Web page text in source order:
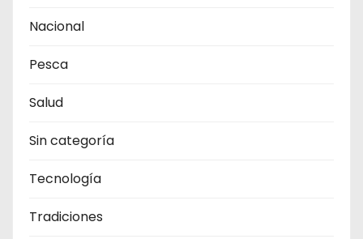
Nacional
Pesca
Salud
Sin categoría
Tecnología
Tradiciones